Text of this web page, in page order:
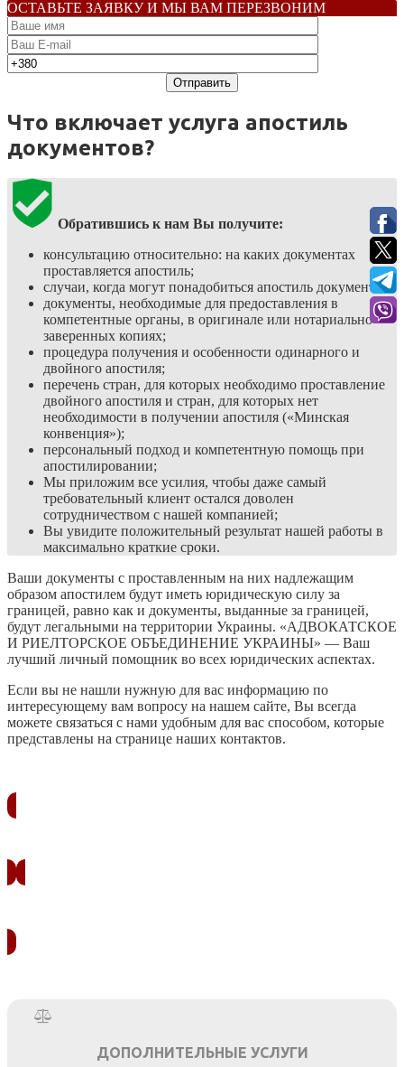
ОСТАВЬТЕ ЗАЯВКУ И МЫ ВАМ ПЕРЕЗВОНИМ
Что включает услуга апостиль
документов?
Обратившись к нам Вы получите:
консультацию относительно: на каких документах
проставляется апостиль;
случаи, когда могут понадобиться апостиль документов;
документы, необходимые для предоставления в
компетентные органы, в оригинале или нотариально
заверенных копиях;
процедура получения и особенности одинарного и
двойного апостиля;
перечень стран, для которых необходимо проставление
двойного апостиля и стран, для которых нет
необходимости в получении апостиля («Минская
конвенция»);
персональный подход и компетентную помощь при
апостилировании;
Мы приложим все усилия, чтобы даже самый
требовательный клиент остался доволен
сотрудничеством с нашей компанией;
Вы увидите положительный результат нашей работы в
максимально краткие сроки.
Ваши документы с проставленным на них надлежащим
образом апостилем будут иметь юридическую силу за
границей, равно как и документы, выданные за границей,
будут легальными на территории Украины. «АДВОКАТСКОЕ
И РИЕЛТОРСКОЕ ОБЪЕДИНЕНИЕ УКРАИНЫ» — Ваш
лучший личный помощник во всех юридических аспектах.
Если вы не нашли нужную для вас информацию по
интересующему вам вопросу на нашем сайте, Вы всегда
можете связаться с нами удобным для вас способом, которые
представлены на странице наших контактов.
ДОПОЛНИТЕЛЬНЫЕ УСЛУГИ